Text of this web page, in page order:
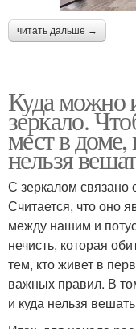
читать дальше →
Куда можно
зеркало.
мест в доме,
нельзя
С зеркалом связано
Считается, что оно
между нашим и
нечисть, которая
тем, кто живет в
важных правил. В
и куда нельзя